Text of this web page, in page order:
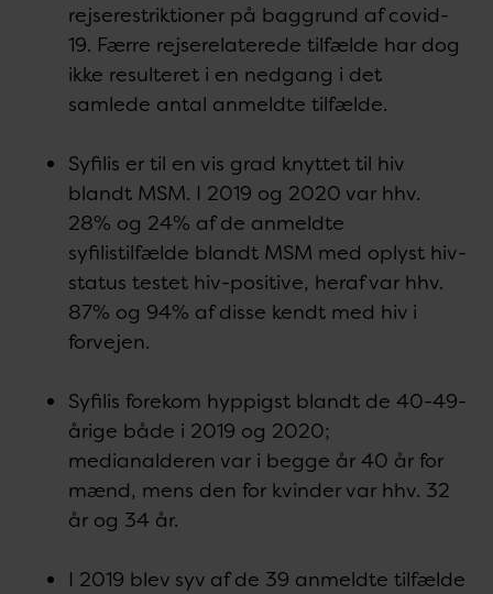
rejserestriktioner på baggrund af covid-
19. Færre rejserelaterede tilfælde har dog
ikke resulteret i en nedgang i det
samlede antal anmeldte tilfælde.
Syfilis er til en vis grad knyttet til hiv
blandt MSM. I 2019 og 2020 var hhv.
28% og 24% af de anmeldte
syfilistilfælde blandt MSM med oplyst hiv-
status testet hiv-positive, heraf var hhv.
87% og 94% af disse kendt med hiv i
forvejen.
Syfilis forekom hyppigst blandt de 40-49-
årige både i 2019 og 2020;
medianalderen var i begge år 40 år for
mænd, mens den for kvinder var hhv. 32
år og 34 år.
I 2019 blev syv af de 39 anmeldte tilfælde